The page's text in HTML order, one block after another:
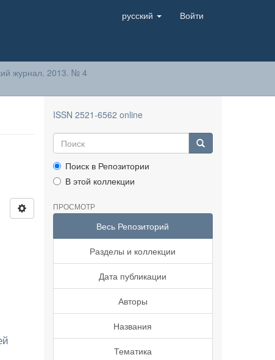
русский Войти
журнал. 2013. № 4
ISSN 2521-6562 online
Поиск в Репозитории
В этой коллекции
ПРОСМОТР
Весь Репозиторий
Разделы и коллекции
Дата публикации
Авторы
Названия
Тематика